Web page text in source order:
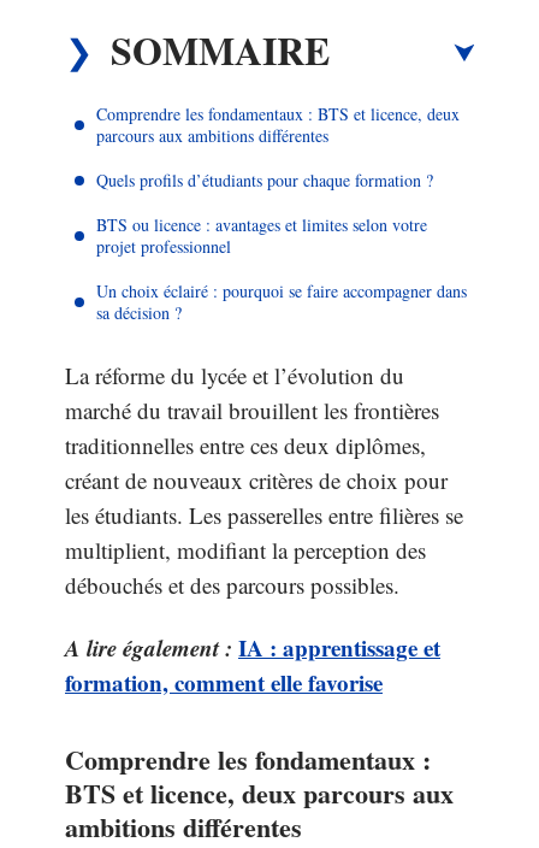
SOMMAIRE
Comprendre les fondamentaux : BTS et licence, deux
parcours aux ambitions différentes
Quels profils d’étudiants pour chaque formation ?
BTS ou licence : avantages et limites selon votre
projet professionnel
Un choix éclairé : pourquoi se faire accompagner dans
sa décision ?
La réforme du lycée et l’évolution du
marché du travail brouillent les frontières
traditionnelles entre ces deux diplômes,
créant de nouveaux critères de choix pour
les étudiants. Les passerelles entre filières se
multiplient, modifiant la perception des
débouchés et des parcours possibles.
A lire également : IA : apprentissage et
formation, comment elle favorise
Comprendre les fondamentaux :
BTS et licence, deux parcours aux
ambitions différentes